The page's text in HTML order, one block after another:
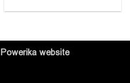
Powerikawebsite